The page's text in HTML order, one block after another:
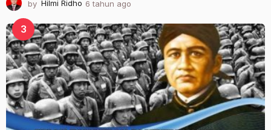
by Hilmi Ridho 6 tahun ago
a
h
u
n
a
g
o
3